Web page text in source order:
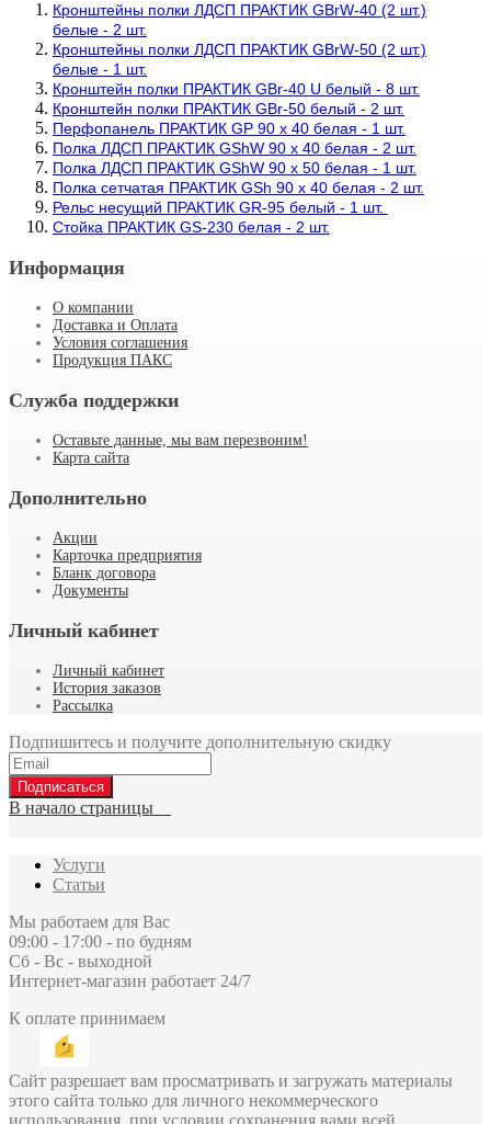
Кронштейны полки ЛДСП ПРАКТИК GBrW-40 (2 шт.)
белые - 2 шт.
Кронштейны полки ЛДСП ПРАКТИК GBrW-50 (2 шт.)
белые - 1 шт.
Кронштейн полки ПРАКТИК GBr-40 U белый - 8 шт.
Кронштейн полки ПРАКТИК GBr-50 белый - 2 шт.
Перфопанель ПРАКТИК GP 90 х 40 белая - 1 шт.
Полка ЛДСП ПРАКТИК GShW 90 х 40 белая - 2 шт.
Полка ЛДСП ПРАКТИК GShW 90 х 50 белая - 1 шт.
Полка сетчатая ПРАКТИК GSh 90 х 40 белая - 2 шт.
Рельс несущий ПРАКТИК GR-95 белый - 1 шт.
Стойка ПРАКТИК GS-230 белая - 2 шт.
Информация
О компании
Доставка и Оплата
Условия соглашения
Продукция ПАКС
Служба поддержки
Оставьте данные, мы вам перезвоним!
Карта сайта
Дополнительно
Акции
Карточка предприятия
Бланк договора
Документы
Личный кабинет
Личный кабинет
История заказов
Рассылка
Подпишитесь и получите дополнительную скидку
Подписаться
В начало страницы
Услуги
Статьи
Мы работаем для Вас
09:00 - 17:00 - по будням
Сб - Вс - выходной
Интернет-магазин работает 24/7
К оплате принимаем
Сайт разрешает вам просматривать и загружать материалы
этого сайта только для личного некоммерческого